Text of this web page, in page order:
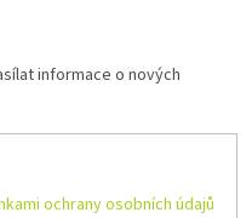
informace o nových
ochrany osobních údajů